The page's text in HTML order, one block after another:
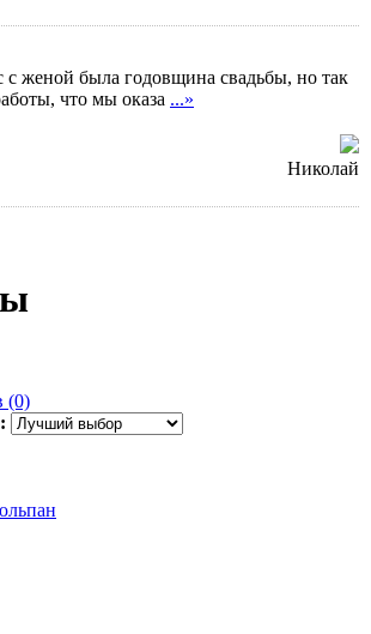
с женой была годовщина свадьбы, но так
что мы оказа ...»
Николай
(0)